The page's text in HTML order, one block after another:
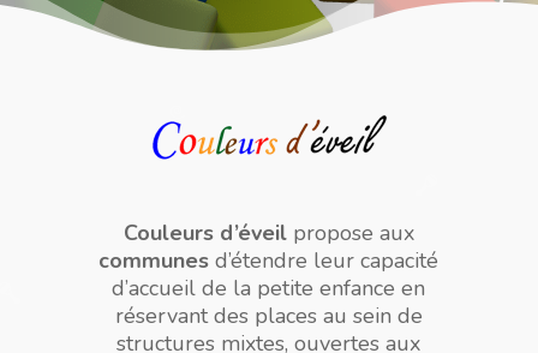
Couleurs d’éveilpropose aux
communes d’étendre leur capacité
d’accueil de la petite enfance en
réservant des places au sein de
structures mixtes, ouvertes aux